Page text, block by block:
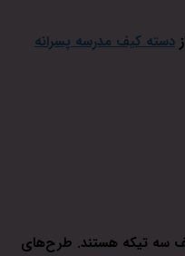
دسته کیف مدرسه پسرانه
سه تیکه هستند. طرح‌های